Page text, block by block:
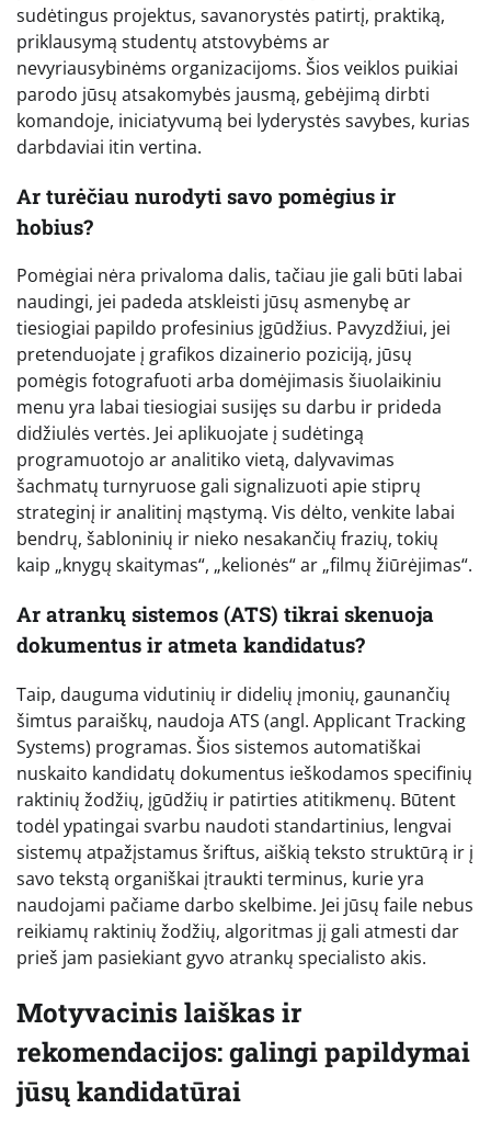
sudėtingus projektus, savanorystės patirtį, praktiką,
priklausymą studentų atstovybėms ar
nevyriausybinėms organizacijoms. Šios veiklos puikiai
parodo jūsų atsakomybės jausmą, gebėjimą dirbti
komandoje, iniciatyvumą bei lyderystės savybes, kurias
darbdaviai itin vertina.
Ar turėčiau nurodyti savo pomėgius ir
hobius?
Pomėgiai nėra privaloma dalis, tačiau jie gali būti labai
naudingi, jei padeda atskleisti jūsų asmenybę ar
tiesiogiai papildo profesinius įgūdžius. Pavyzdžiui, jei
pretenduojate į grafikos dizainerio poziciją, jūsų
pomėgis fotografuoti arba domėjimasis šiuolaikiniu
menu yra labai tiesiogiai susijęs su darbu ir prideda
didžiulės vertės. Jei aplikuojate į sudėtingą
programuotojo ar analitiko vietą, dalyvavimas
šachmatų turnyruose gali signalizuoti apie stiprų
strateginį ir analitinį mąstymą. Vis dėlto, venkite labai
bendrų, šabloninių ir nieko nesakančių frazių, tokių
kaip „knygų skaitymas“, „kelionės“ ar „filmų žiūrėjimas“.
Ar atrankų sistemos (ATS) tikrai skenuoja
dokumentus ir atmeta kandidatus?
Taip, dauguma vidutinių ir didelių įmonių, gaunančių
šimtus paraiškų, naudoja ATS (angl. Applicant Tracking
Systems) programas. Šios sistemos automatiškai
nuskaito kandidatų dokumentus ieškodamos specifinių
raktinių žodžių, įgūdžių ir patirties atitikmenų. Būtent
todėl ypatingai svarbu naudoti standartinius, lengvai
sistemų atpažįstamus šriftus, aiškią teksto struktūrą ir į
savo tekstą organiškai įtraukti terminus, kurie yra
naudojami pačiame darbo skelbime. Jei jūsų faile nebus
reikiamų raktinių žodžių, algoritmas jį gali atmesti dar
prieš jam pasiekiant gyvo atrankų specialisto akis.
Motyvacinis laiškas ir
rekomendacijos: galingi papildymai
jūsų kandidatūrai